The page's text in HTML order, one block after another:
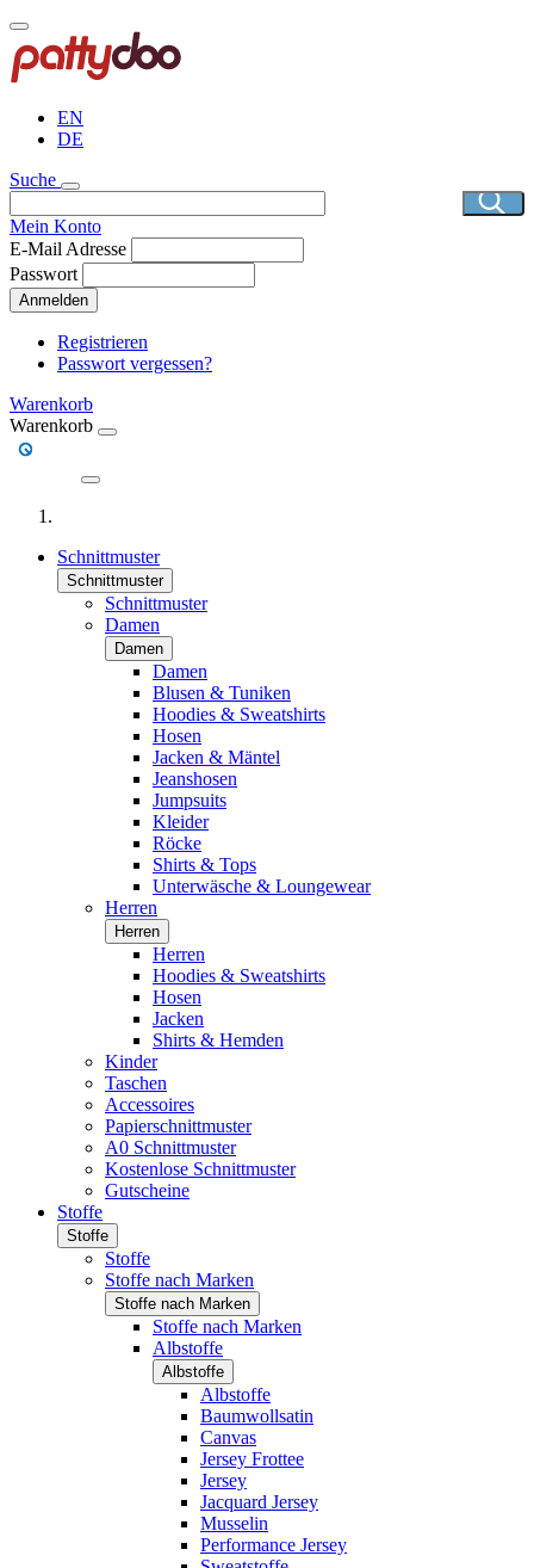
Direkt
zum
Inhalt
EN
DE
Suche
Mein Konto
E-Mail Adresse
Passwort
Anmelden
Registrieren
Passwort vergessen?
Warenkorb
Warenkorb
Schnittmuster
Schnittmuster
Schnittmuster
Damen
Damen
Damen
Blusen & Tuniken
Hoodies & Sweatshirts
Hosen
Jacken & Mäntel
Jeanshosen
Jumpsuits
Kleider
Röcke
Shirts & Tops
Unterwäsche & Loungewear
Herren
Herren
Herren
Hoodies & Sweatshirts
Hosen
Jacken
Shirts & Hemden
Kinder
Taschen
Accessoires
Papierschnittmuster
A0 Schnittmuster
Kostenlose Schnittmuster
Gutscheine
Stoffe
Stoffe
Stoffe
Stoffe nach Marken
Stoffe nach Marken
Stoffe nach Marken
Albstoffe
Albstoffe
Albstoffe
Baumwollsatin
Canvas
Jersey Frottee
Jersey
Jacquard Jersey
Musselin
Performance Jersey